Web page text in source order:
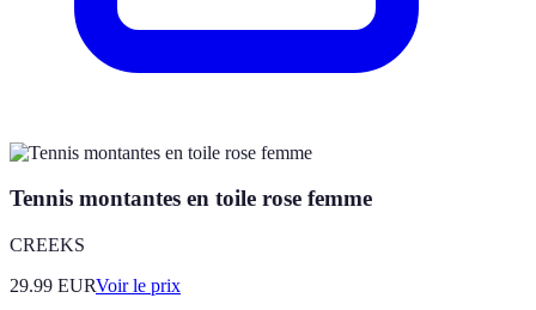
Tennis montantes en toile rose femme
CREEKS
29.99 EURVoir le prix